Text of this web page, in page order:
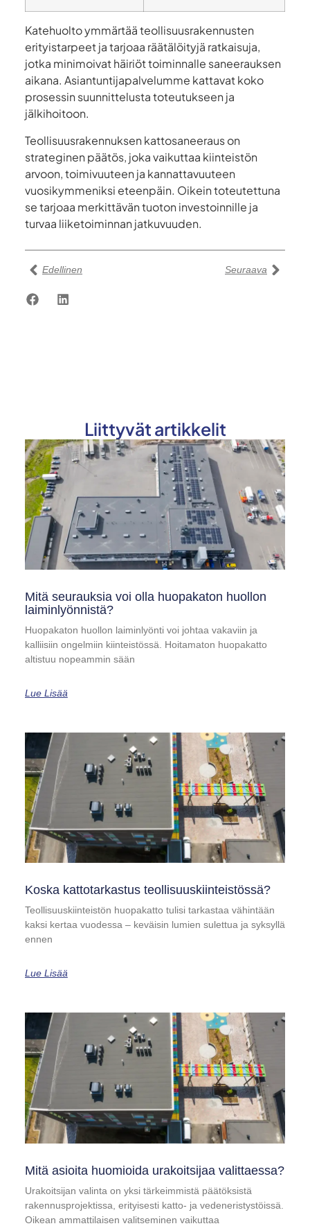
Katehuolto ymmärtää teollisuusrakennusten
erityistarpeet ja tarjoaa räätälöityjä ratkaisuja,
jotka minimoivat häiriöt toiminnalle saneerauksen
aikana. Asiantuntijapalvelumme kattavat koko
prosessin suunnittelusta toteutukseen ja
jälkihoitoon.
Teollisuusrakennuksen kattosaneeraus on
strateginen päätös, joka vaikuttaa kiinteistön
arvoon, toimivuuteen ja kannattavuuteen
vuosikymmeniksi eteenpäin. Oikein toteutettuna
se tarjoaa merkittävän tuoton investoinnille ja
turvaa liiketoiminnan jatkuvuuden.
Edellinen Seuraava
Liittyvät artikkelit
Mitä seurauksia voi olla huopakaton huollon
laiminlyönnistä?
Huopakaton huollon laiminlyönti voi johtaa vakaviin ja
kalliisiin ongelmiin kiinteistössä. Hoitamaton huopakatto
altistuu nopeammin sään
Lue Lisää
Koska kattotarkastus teollisuuskiinteistössä?
Teollisuuskiinteistön huopakatto tulisi tarkastaa vähintään
kaksi kertaa vuodessa – keväisin lumien sulettua ja syksyllä
ennen
Lue Lisää
Mitä asioita huomioida urakoitsijaa valittaessa?
Urakoitsijan valinta on yksi tärkeimmistä päätöksistä
rakennusprojektissa, erityisesti katto- ja vedeneristystöissä.
Oikean ammattilaisen valitseminen vaikuttaa